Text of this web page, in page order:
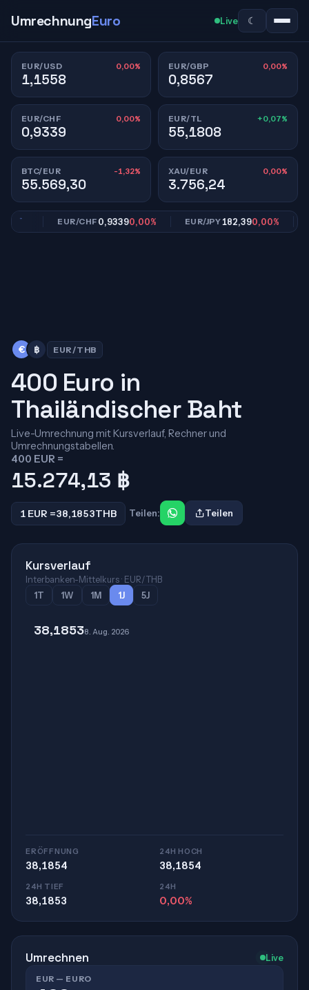
UmrechnungEuro Live ☾
EUR/USD 0,00%
1,1558
EUR/GBP 0,00%
0,8567
EUR/CHF 0,00%
0,9339
EUR/TL +0,07%
55,1808
BTC/EUR -1,32%
55.569,30
XAU/EUR 0,00%
3.756,24
EUR/CHF0,93390,00% EUR/JPY182,390,00%
€ ฿ EUR/THB
400 Euro in
Thailändischer Baht
Live-Umrechnung mit Kursverlauf, Rechner und
Umrechnungstabellen.
400 EUR =
15.274,13 ฿
1 EUR =38,1853THB Teilen: Teilen
Kursverlauf
Interbanken-Mittelkurs · EUR/THB
1T
1W 1M 1J 5J
38,18538. Aug. 2026
ERÖFFNUNG
38,1854
24H HOCH
38,1854
24H TIEF
38,1853
24H
0,00%
Umrechnen Live
EUR — EURO